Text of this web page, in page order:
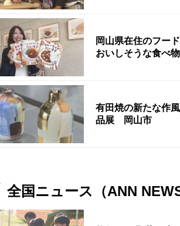
岡山県在住のフー
おいしそうな食べ
有田焼の新たな作
品展 岡山市
全国ニュース（ANN NEWS